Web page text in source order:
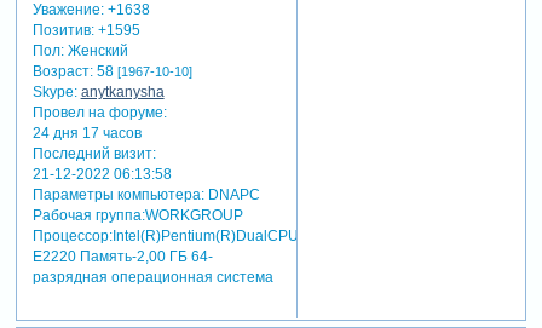
Уважение: +1638
Позитив: +1595
Пол:Женский
Возраст:58 [1967-10-10]
Skype: anytkanysha
Провел на форуме:
24 дня 17 часов
Последний визит:
21-12-2022 06:13:58
Параметры компьютера:DNAPC
Рабочая группа:WORKGROUP
Процессор:Intel(R)Pentium(R)DualCPU
E2220 Память-2,00 ГБ 64-
разрядная операционная система